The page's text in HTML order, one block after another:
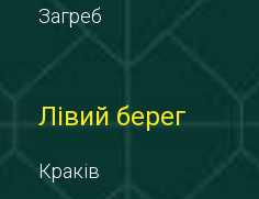
Загреб
Лівий берег
Краків